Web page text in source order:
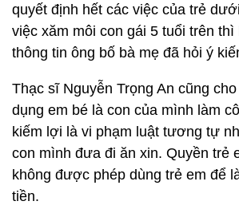
quyết định hết các việc của trẻ
việc xăm môi con gái 5 tuổi trên
thông tin ông bố bà mẹ đã hỏi ý
Thạc sĩ Nguyễn Trọng An cũng
dụng em bé là con của mình làm
kiếm lợi là vi phạm luật tương tự
con mình đưa đi ăn xin. Quyền trẻ
không được phép dùng trẻ em để
tiền.